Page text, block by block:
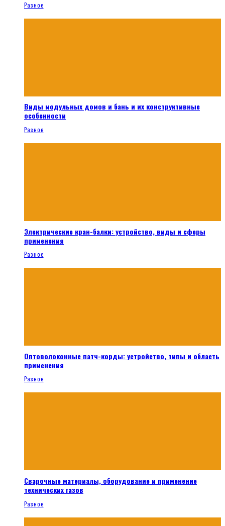
Разное
Виды модульных домов и бань и их конструктивные
особенности
Разное
Электрические кран-балки: устройство, виды и сферы
применения
Разное
Оптоволоконные патч-корды: устройство, типы и область
применения
Разное
Сварочные материалы, оборудование и применение
технических газов
Разное